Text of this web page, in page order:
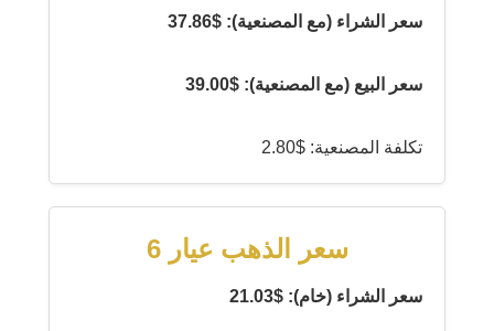
سعر الشراء (مع المصنعية): $37.86
سعر البيع (مع المصنعية): $39.00
تكلفة المصنعية: $2.80
سعر الذهب عيار 6
سعر الشراء (خام): $21.03